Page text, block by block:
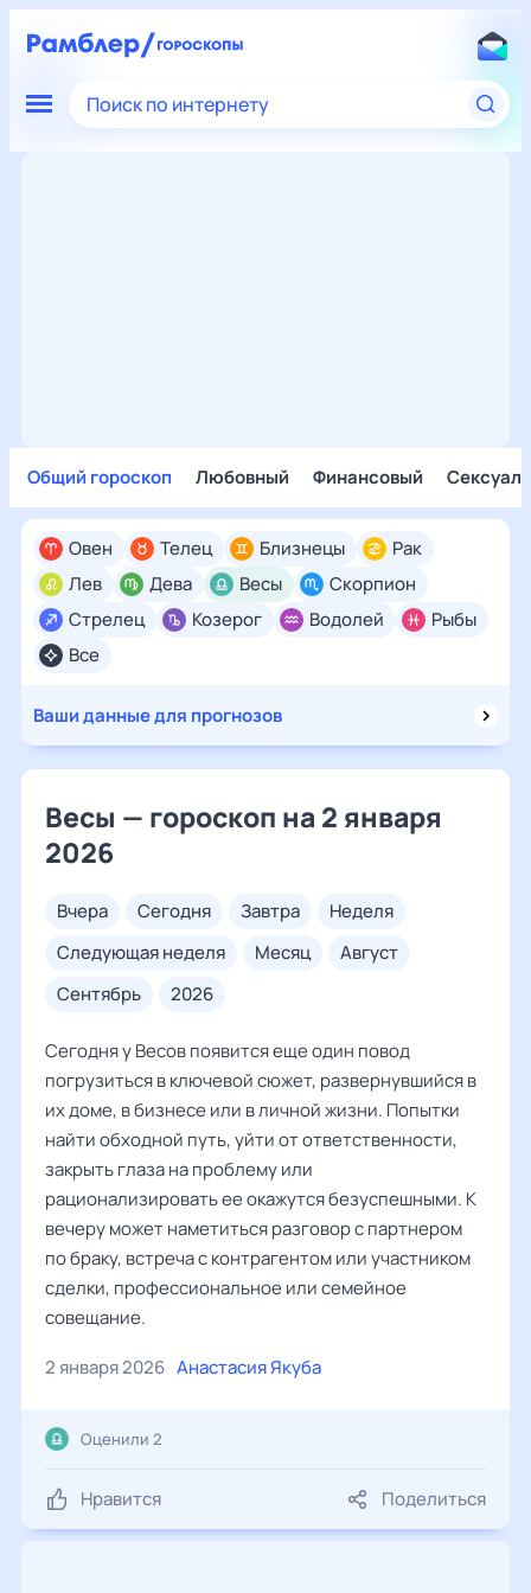
Поиск по интернету
Общий гороскоп Любовный Финансовый
Все
Овен Телец Близнецы
Рак
Лев
Дева Весы
Скорпион
Стрелец
Козерог Водолей Рыбы
Ваши данные для прогнозов
Весы — гороскоп на 2 января
2026
вчера сегодня завтра
неделя
следующая неделя
месяц
август
сентябрь
2026
Сегодня у Весов появится еще один повод
погрузиться в ключевой сюжет, развернувшийся в
их доме, в бизнесе или в личной жизни. Попытки
найти обходной путь, уйти от ответственности,
закрыть глаза на проблему или
рационализировать ее окажутся безуспешными. К
вечеру может наметиться разговор с партнером
по браку, встреча с контрагентом или участником
сделки, профессиональное или семейное
совещание.
2 января 2026 Анастасия Якуба
Нравится Поделиться
Оценили 2